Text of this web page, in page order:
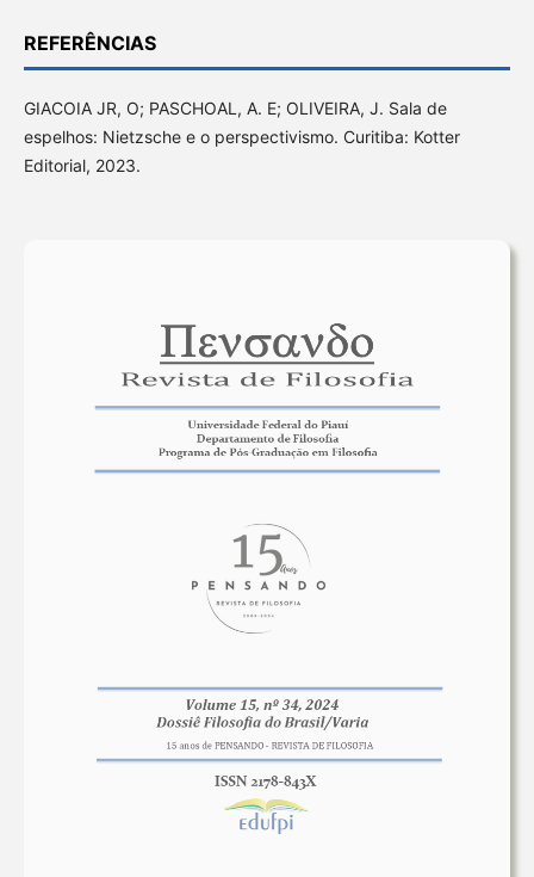
REFERÊNCIAS
GIACOIA JR, O; PASCHOAL, A. E; OLIVEIRA, J. Sala de
espelhos: Nietzsche e o perspectivismo. Curitiba: Kotter
Editorial, 2023.